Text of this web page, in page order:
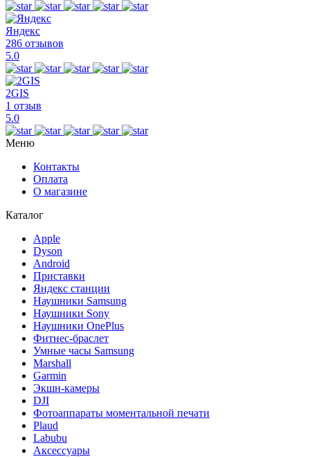
Яндекс
286 отзывов
5.0
2GIS
1 отзыв
5.0
Меню
Контакты
Оплата
О магазине
Каталог
Apple
Dyson
Android
Приставки
Яндекс станции
Наушники Samsung
Наушники Sony
Наушники OnePlus
Фитнес-браслет
Умные часы Samsung
Marshall
Garmin
Экшн-камеры
DJI
Фотоаппараты моментальной печати
Plaud
Labubu
Аксессуары